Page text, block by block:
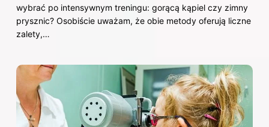
wybrać po intensywnym treningu: gorącą kąpiel czy zimny
prysznic? Osobiście uważam, że obie metody oferują liczne
zalety,…